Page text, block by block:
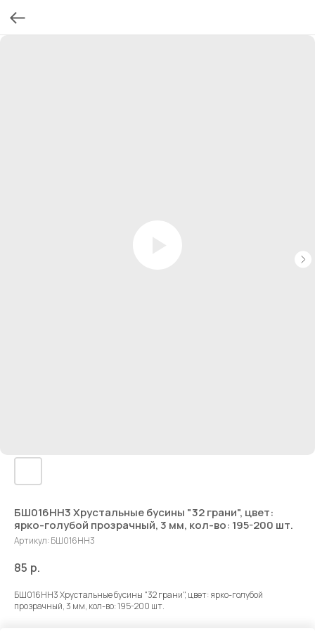
БШ016НН3 Хрустальные бусины "32 грани", цвет:
ярко-голубой прозрачный, 3 мм, кол-во: 195-200 шт.
Артикул: БШ016НН3
85 р.
БШ016НН3 Хрустальные бусины "32 грани", цвет: ярко-голубой
прозрачный, 3 мм, кол-во: 195-200 шт.